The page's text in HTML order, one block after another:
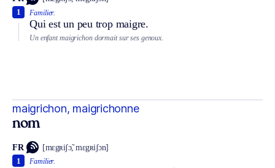
Familier.
Qui est un peu trop maigre.
1
Un enfant maigrichon dormait sur ses genoux.
maigrichon, maigrichonne
nom
FR [mɛgʀiʃɔ̃, mɛgʀiʃɔn]
Familier.
1